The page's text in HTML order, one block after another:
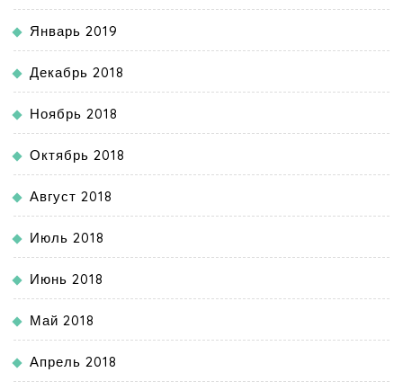
Январь 2019
Декабрь 2018
Ноябрь 2018
Октябрь 2018
Август 2018
Июль 2018
Июнь 2018
Май 2018
Апрель 2018